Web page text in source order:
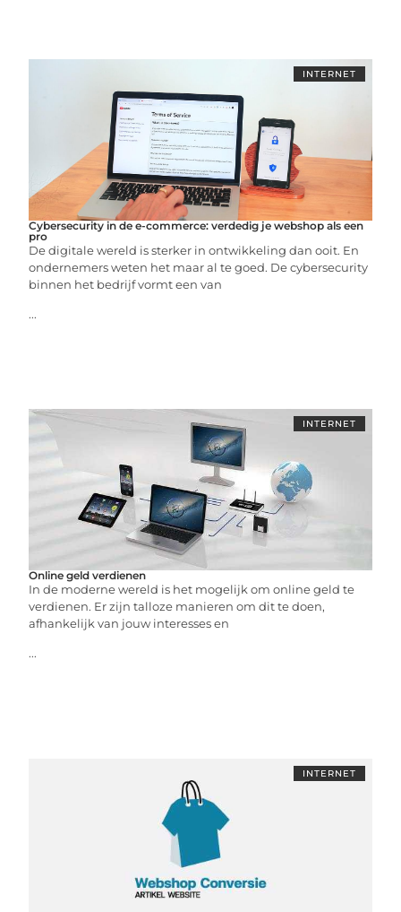
INTERNET
Cybersecurity in de e-commerce: verdedig je webshop als een
pro
De digitale wereld is sterker in ontwikkeling dan ooit. En
ondernemers weten het maar al te goed. De cybersecurity
binnen het bedrijf vormt een van
...
INTERNET
Online geld verdienen
In de moderne wereld is het mogelijk om online geld te
verdienen. Er zijn talloze manieren om dit te doen,
afhankelijk van jouw interesses en
...
INTERNET